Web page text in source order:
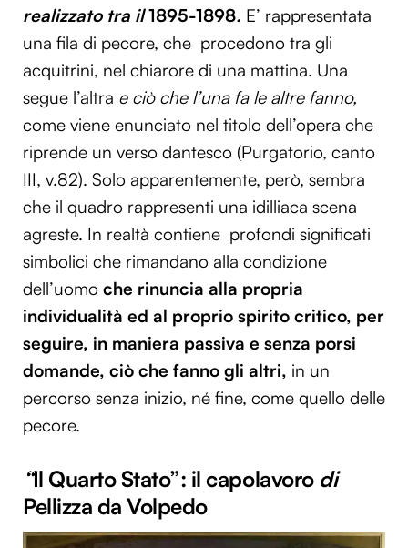
realizzato tra il1895-1898. E’ rappresentata
una fila di pecore, che procedono tra gli
acquitrini, nel chiarore di una mattina. Una
segue l’altra e ciò che l’una fa le altre fanno,
come viene enunciato nel titolo dell’opera che
riprende un verso dantesco (Purgatorio, canto
III, v.82). Solo apparentemente, però, sembra
che il quadro rappresenti una idilliaca scena
agreste. In realtà contiene profondi significati
simbolici che rimandano alla condizione
dell’uomo che rinuncia alla propria
individualità ed al proprio spirito critico, per
seguire, in maniera passiva e senza porsi
domande, ciò che fanno gli altri, in un
percorso senza inizio, né fine, come quello delle
pecore.
“Il Quarto Stato”: il capolavorodi
Pellizza da Volpedo